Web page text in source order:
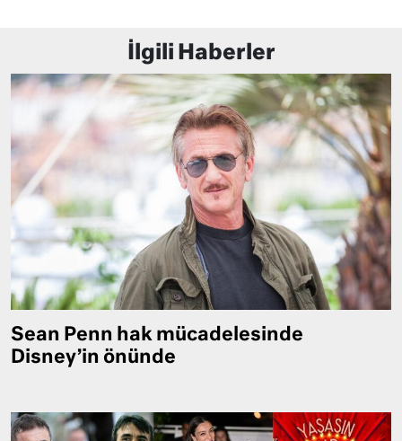
İlgili Haberler
Sean Penn hak mücadelesinde
Disney’in önünde